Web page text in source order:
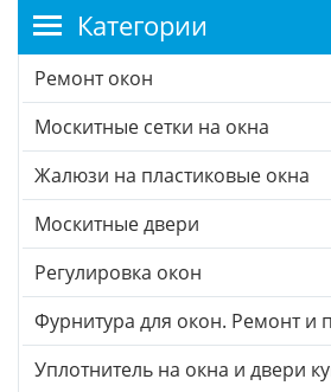
Категории
Ремонт окон
Москитные сетки на окна
Жалюзи на пластиковые окна
Москитные двери
Регулировка окон
Фурнитура для окон. Ремонт и
Уплотнитель на окна и двери